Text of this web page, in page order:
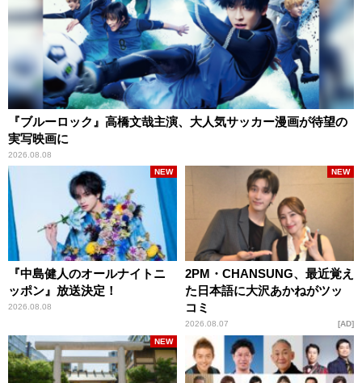
『ブルーロック』高橋文哉主演、大人気サッカー漫画が待望の
実写映画に
2026.08.08
『中島健人のオールナイトニ
ッポン』放送決定！
2026.08.08
NEW
2PM・CHANSUNG、最近覚え
た日本語に大沢あかねがツッ
コミ
2026.08.07
NEW
AD
NEW